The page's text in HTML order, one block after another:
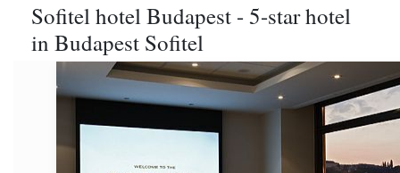
Sofitel hotel Budapest - 5-star hotel
in Budapest Sofitel